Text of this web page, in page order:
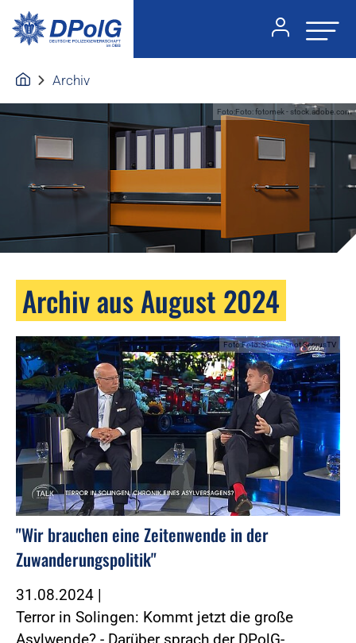
Archiv
Foto:Foto: fotomek - stock.adobe.com
Archiv aus August 2024
Foto:Foto: Screenshot ServusTV
"Wir brauchen eine Zeitenwende in der
Zuwanderungspolitik"
31.08.2024 |
Terror in Solingen: Kommt jetzt die große
Asylwende? - Darüber sprach der DPolG-